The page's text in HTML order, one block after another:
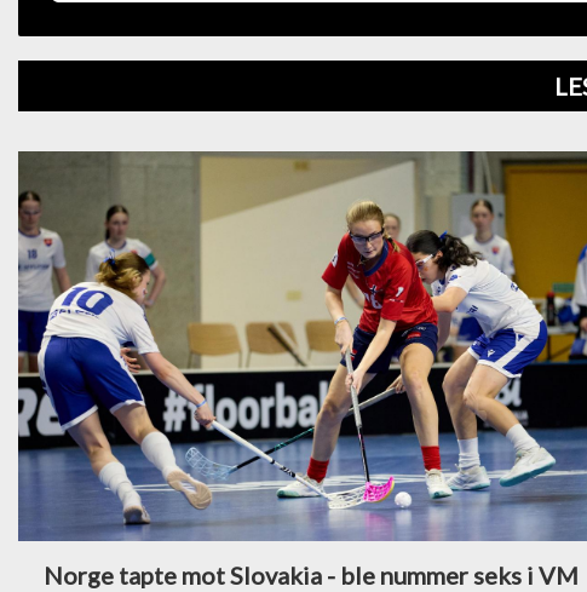
Norge tapte mot Slovakia - ble nummer seks i VM